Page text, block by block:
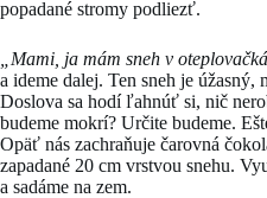
popadané stromy podliezť.
„Mami, ja mám sneh v
a ideme dalej. Ten sneh je úžasný,
Doslova sa hodí ľahnúť si, nič
budeme mokrí? Určite budeme.
Opäť nás zachraňuje čarovná
zapadané 20 cm vrstvou snehu.
a sadáme na zem.